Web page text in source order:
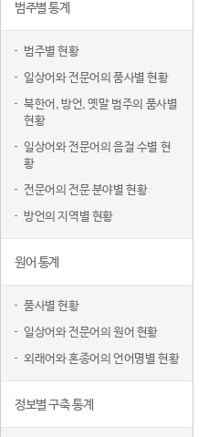
범주별 통계
범주별 현황
일상어와 전문어의 품사별 현황
북한어, 방언, 옛말 범주의 품사별
현황
일상어와 전문어의 음절 수별 현
황
전문어의 전문 분야별 현황
방언의 지역별 현황
원어 통계
품사별 현황
일상어와 전문어의 원어 현황
외래어와 혼종어의 언어명별 현황
정보별 구축 통계